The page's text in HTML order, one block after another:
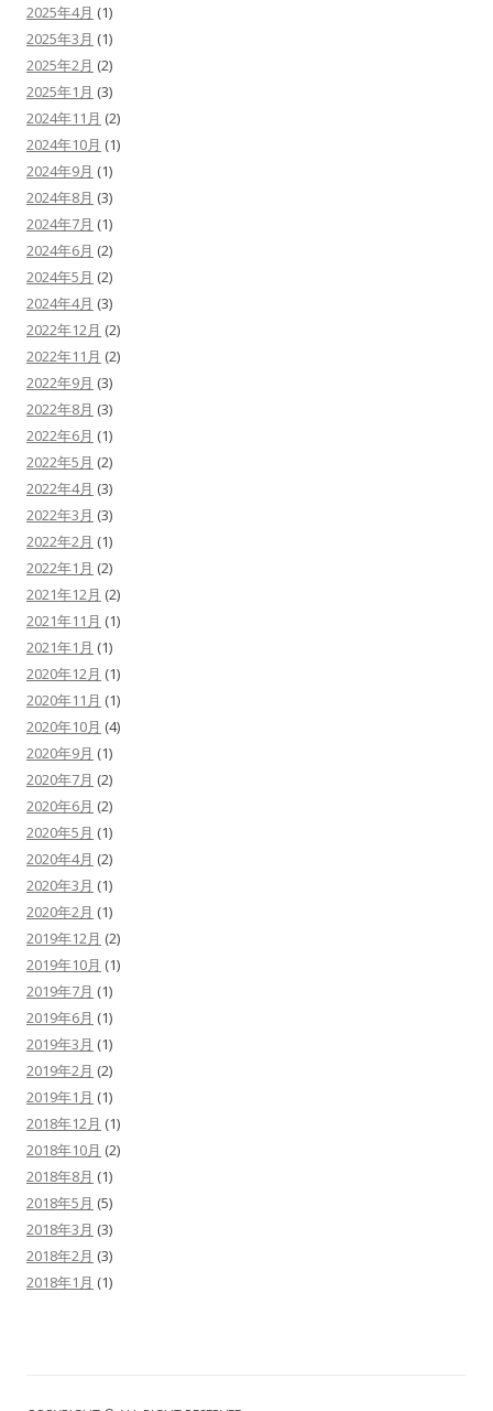
2025年4月 (1)
2025年3月 (1)
2025年2月 (2)
2025年1月 (3)
2024年11月 (2)
2024年10月 (1)
2024年9月 (1)
2024年8月 (3)
2024年7月 (1)
2024年6月 (2)
2024年5月 (2)
2024年4月 (3)
2022年12月 (2)
2022年11月 (2)
2022年9月 (3)
2022年8月 (3)
2022年6月 (1)
2022年5月 (2)
2022年4月 (3)
2022年3月 (3)
2022年2月 (1)
2022年1月 (2)
2021年12月 (2)
2021年11月 (1)
2021年1月 (1)
2020年12月 (1)
2020年11月 (1)
2020年10月 (4)
2020年9月 (1)
2020年7月 (2)
2020年6月 (2)
2020年5月 (1)
2020年4月 (2)
2020年3月 (1)
2020年2月 (1)
2019年12月 (2)
2019年10月 (1)
2019年7月 (1)
2019年6月 (1)
2019年3月 (1)
2019年2月 (2)
2019年1月 (1)
2018年12月 (1)
2018年10月 (2)
2018年8月 (1)
2018年5月 (5)
2018年3月 (3)
2018年2月 (3)
2018年1月 (1)